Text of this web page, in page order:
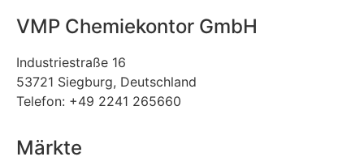
VMP Chemiekontor GmbH
Industriestraße 16
53721 Siegburg, Deutschland
Telefon: +49 2241 265660
Märkte